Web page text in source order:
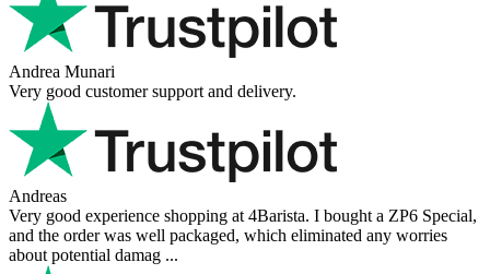
Andrea Munari
Very good customer support and delivery.
Andreas
Very good experience shopping at 4Barista. I bought a ZP6 Special,
and the order was well packaged, which eliminated any worries
about potential damag ...